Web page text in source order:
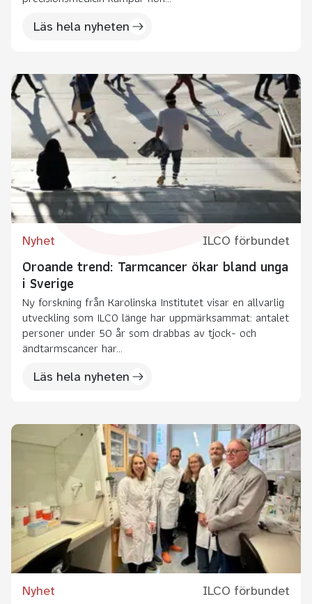
Läs hela nyheten
Nyhet ILCO förbundet
Oroande trend: Tarmcancer ökar bland unga
i Sverige
Ny forskning från Karolinska Institutet visar en allvarlig
utveckling som ILCO länge har uppmärksammat: antalet
personer under 50 år som drabbas av tjock- och
ändtarmscancer har...
Läs hela nyheten
Nyhet ILCO förbundet